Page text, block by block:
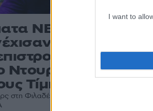
I want to
NBA: Οι
το σερί
του
Ντουράντ
Τίμπεργουλβς
στη Φιλαδέλφεια και τα υπόλοιπα